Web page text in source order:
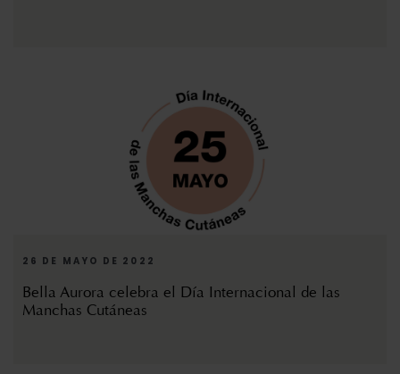
26 DE MAYO DE 2022
Bella Aurora celebra el Día Internacional de las
Manchas Cutáneas